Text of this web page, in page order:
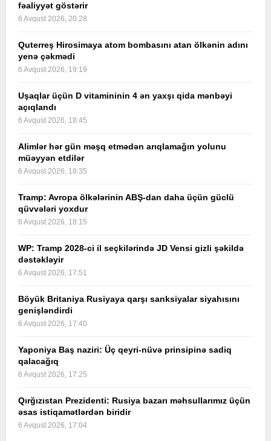
fəaliyyət göstərir
6 Avqust 2026, 20:28
Quterreş Hirosimaya atom bombasını atan ölkənin adını
yenə çəkmədi
6 Avqust 2026, 19:19
Uşaqlar üçün D vitamininin 4 ən yaxşı qida mənbəyi
açıqlandı
6 Avqust 2026, 18:45
Alimlər hər gün məşq etmədən arıqlamağın yolunu
müəyyən etdilər
6 Avqust 2026, 18:35
Tramp: Avropa ölkələrinin ABŞ-dan daha üçün güclü
qüvvələri yoxdur
6 Avqust 2026, 18:15
WP: Tramp 2028-ci il seçkilərində JD Vensi gizli şəkildə
dəstəkləyir
6 Avqust 2026, 17:51
Böyük Britaniya Rusiyaya qarşı sanksiyalar siyahısını
genişləndirdi
6 Avqust 2026, 17:40
Yaponiya Baş naziri: Üç qeyri-nüvə prinsipinə sadiq
qalacağıq
6 Avqust 2026, 17:25
Qırğızıstan Prezidenti: Rusiya bazarı məhsullarımız üçün
əsas istiqamətlərdən biridir
6 Avqust 2026, 17:04